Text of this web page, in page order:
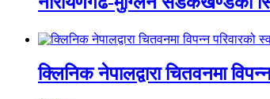
क्लिनिक नेपालद्वारा चितवनमा